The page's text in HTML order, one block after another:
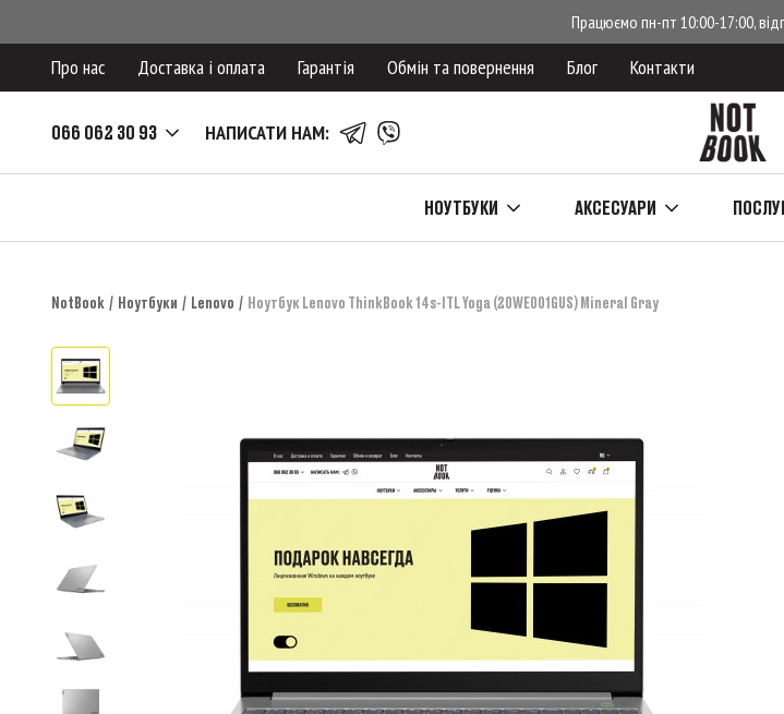
Працюємо пн-пт 10:00-17:00,
Про нас Доставка і оплата Гарантія Обмін та повернення Блог Контакти
066 062 30 93 НАПИСАТИ НАМ:
НОУТБУКИ АКСЕСУАРИ
NotBook Ноутбуки Lenovo Ноутбук Lenovo ThinkBook 14s-ITL Yoga (20WE001GUS) Mineral Gray